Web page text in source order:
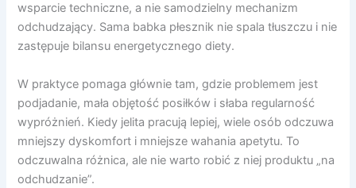
wsparcie techniczne, a nie samodzielny mechanizm
odchudzający. Sama babka płesznik nie spala tłuszczu i nie
zastępuje bilansu energetycznego diety.
W praktyce pomaga głównie tam, gdzie problemem jest
podjadanie, mała objętość posiłków i słaba regularność
wypróżnień. Kiedy jelita pracują lepiej, wiele osób odczuwa
mniejszy dyskomfort i mniejsze wahania apetytu. To
odczuwalna różnica, ale nie warto robić z niej produktu „na
odchudzanie”.